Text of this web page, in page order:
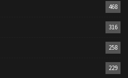
468
316
258
229